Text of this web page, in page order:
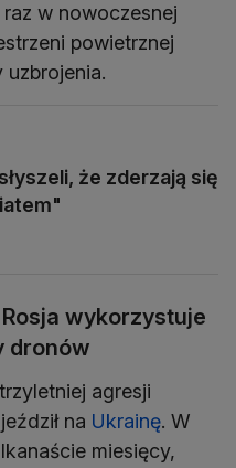
w nowoczesnej
powietrznej
uzbrojenia.
że zderzają się
wykorzystuje
dronów
agresji
na Ukrainę. W
miesięcy,